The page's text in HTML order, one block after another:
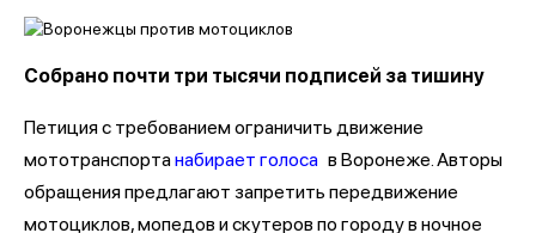
Собрано почти три тысячи подписей за тишину
Петиция с требованием ограничить движение
мототранспортанабирает голоса в Воронеже. Авторы
обращения предлагают запретить передвижение
мотоциклов, мопедов и скутеров по городу в ночное